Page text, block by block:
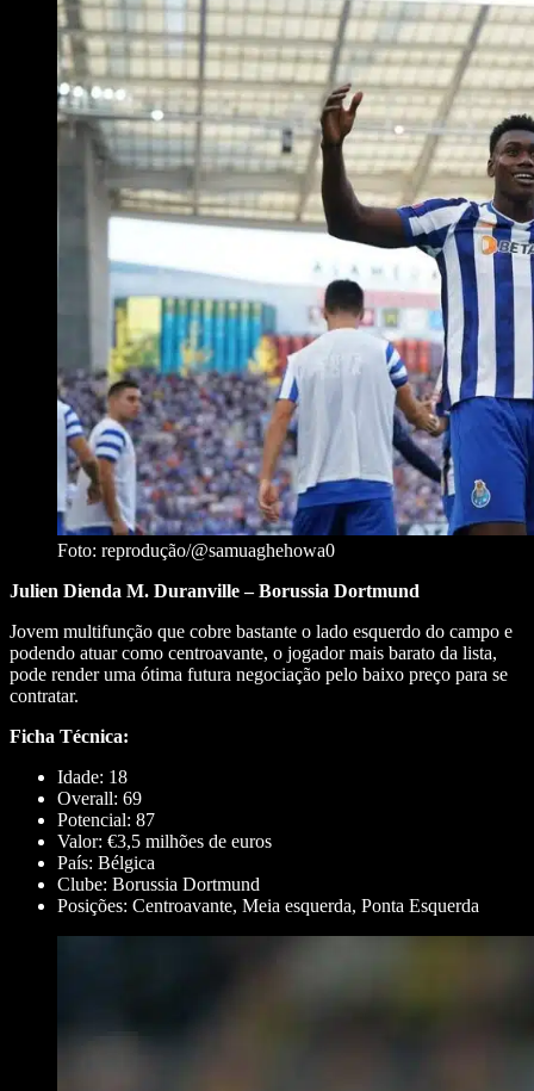
Foto: reprodução/@samuaghehowa0
Julien Dienda M. Duranville – Borussia Dortmund
Jovem multifunção que cobre bastante o lado esquerdo do campo e
podendo atuar como centroavante, o jogador mais barato da lista,
pode render uma ótima futura negociação pelo baixo preço para se
contratar.
Ficha Técnica:
Idade: 18
Overall: 69
Potencial: 87
Valor: €3,5 milhões de euros
País: Bélgica
Clube: Borussia Dortmund
Posições: Centroavante, Meia esquerda, Ponta Esquerda